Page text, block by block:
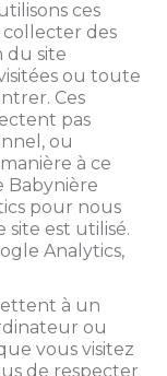
ces
collecter des
du site
ou toute
Ces
pas
ou
à ce
Babynière
pour nous
est utilisé.
Analytics,
à un
ou
vous visitez
de respecter